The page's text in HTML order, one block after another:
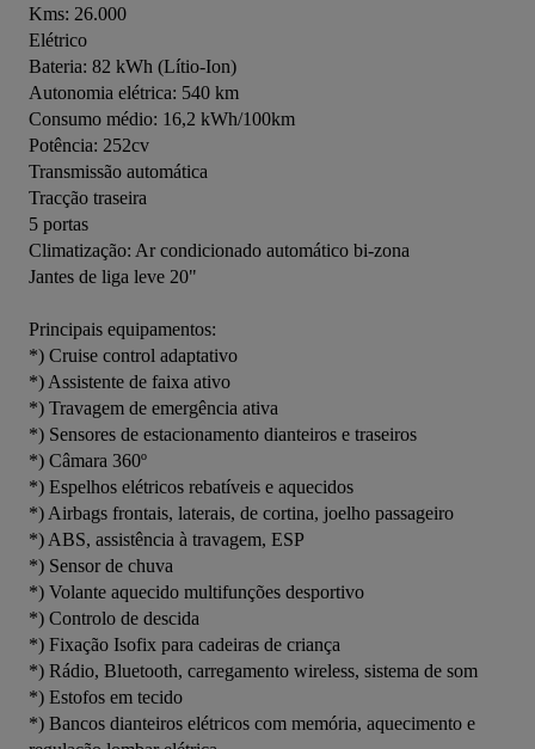
Kms: 26.000
Elétrico
Bateria: 82 kWh (Lítio-Ion)
Autonomia elétrica: 540 km
Consumo médio: 16,2 kWh/100km
Potência: 252cv
Transmissão automática
Tracção traseira
5 portas
Climatização: Ar condicionado automático bi-zona
Jantes de liga leve 20"
Principais equipamentos:
*) Cruise control adaptativo
*) Assistente de faixa ativo
*) Travagem de emergência ativa
*) Sensores de estacionamento dianteiros e traseiros
*) Câmara 360º
*) Espelhos elétricos rebatíveis e aquecidos
*) Airbags frontais, laterais, de cortina, joelho passageiro
*) ABS, assistência à travagem, ESP
*) Sensor de chuva
*) Volante aquecido multifunções desportivo
*) Controlo de descida
*) Fixação Isofix para cadeiras de criança
*) Rádio, Bluetooth, carregamento wireless, sistema de som
*) Estofos em tecido
*) Bancos dianteiros elétricos com memória, aquecimento e